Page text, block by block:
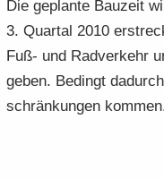
Die ge­plan­te Bau­zeit
3. Quar­tal 2010
Fuß- und Rad­ver­kehr
geben. Be­dingt
schrän­kun­gen